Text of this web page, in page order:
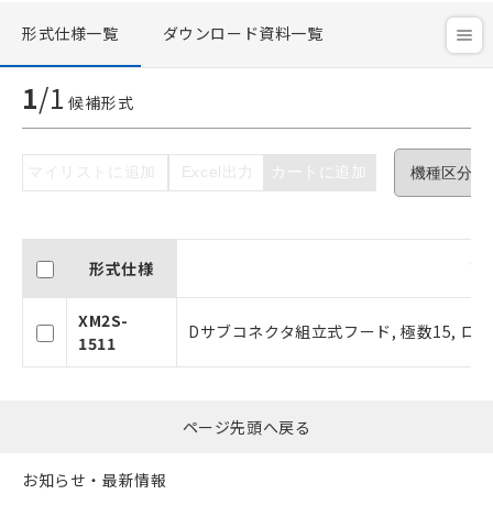
形式仕様一覧 ダウンロード資料一覧
1/1 候補形式
マイリストに追加 Excel出力 カートに追加
形式仕様 商
XM2S-
1511
Dサブコネクタ組立式フード, 極数15, ロ
ページ先頭へ戻る
お知らせ・最新情報
記
号
説明
一定数には満たないが在庫あり
－
在庫なし(最新の在庫状況につ
以下の条件をお読みいただき、同意のうえ
ご利用ください。
本サービスは、当社制御機器事業取扱
商品の当社在庫状況および標準価格(税
抜)を提供させていただくものです。
当社制御機器事業取扱商品の中には、
本サービスの対象外となる商品もある
在庫状況および標準価格照会結果は、
記載している更新日時点での社内デー
準価格とは異なる場合があることをご
ムロン制御機器販売店・当社販売員に
オムロン制御機器販売店や当社販売拠